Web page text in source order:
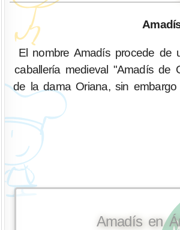
El nombre Amadís procede de
caballería medieval "Amadís de
de la dama Oriana, sin
Amadís en